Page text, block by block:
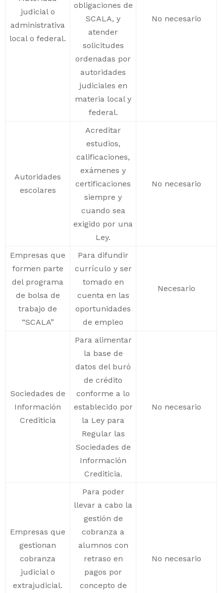
judicial o
administrativa
local o federal.
obligaciones de
SCALA, y
atender
solicitudes
ordenadas por
autoridades
judiciales en
materia local y
federal.
No necesario
Autoridades
escolares
Acreditar
estudios,
calificaciones,
exámenes y
certificaciones
siempre y
cuando sea
exigido por una
Ley.
No necesario
Empresas que
formen parte
del programa
de bolsa de
trabajo de
“SCALA”
Para difundir
currículo y ser
tomado en
cuenta en las
oportunidades
de empleo
Necesario
Sociedades de
Información
Crediticia
Para alimentar
la base de
datos del buró
de crédito
conforme a lo
establecido por
la Ley para
Regular las
Sociedades de
Información
Crediticia.
No necesario
Empresas que
gestionan
cobranza
judicial o
extrajudicial.
Para poder
llevar a cabo la
gestión de
cobranza a
alumnos con
retraso en
pagos por
concepto de
No necesario